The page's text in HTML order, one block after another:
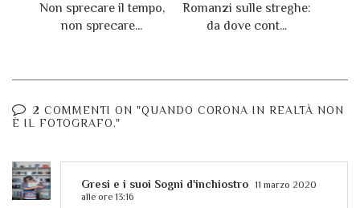
Non sprecare il tempo,
non sprecare...
Romanzi sulle streghe:
da dove cont...
2 COMMENTI ON "QUANDO CORONA IN REALTÀ NON
È IL FOTOGRAFO."
Gresi e i suoi Sogni d'inchiostro 11 marzo 2020
alle ore 13:16